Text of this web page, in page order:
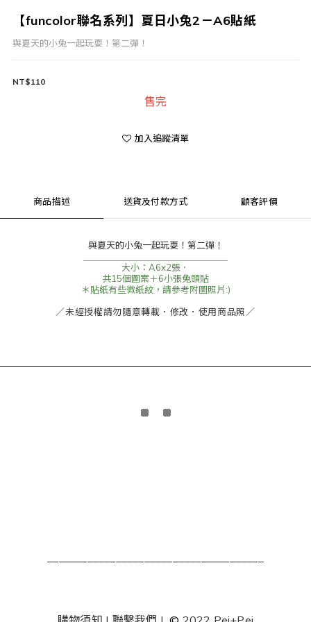
【funcolor聯名系列】夏日小兔2－A6貼紙
與夏天的小兔一起玩耍！第二彈！
NT$110
售完
加入追蹤清單
商品描述 送貨及付款方式 顧客評價
與夏天的小兔一起玩耍！第二彈！
大小：A6x2張．
共15個圖案＋6小張兔頭貼
＊貼紙有些微紙紋，請參考附圖照片:)
／未經授權請勿隨意轉載．修改．使用商品照／